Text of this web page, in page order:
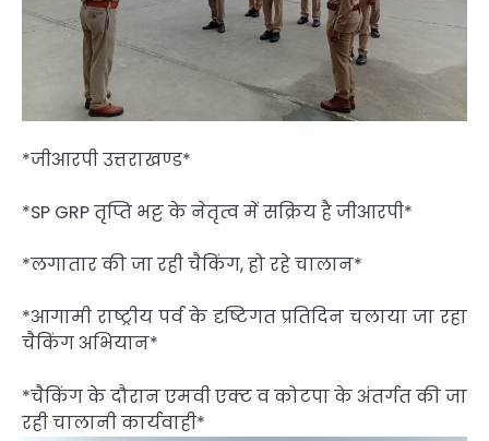
*जीआरपी उत्तराखण्ड*
*SP GRP तृप्ति भट्ट के नेतृत्व में सक्रिय है जीआरपी*
*लगातार की जा रही चैकिंग, हो रहे चालान*
*आगामी राष्ट्रीय पर्व के दृष्टिगत प्रतिदिन चलाया जा रहा
चैकिंग अभियान*
*चैकिंग के दौरान एमवी एक्ट व कोटपा के अंतर्गत की जा
रही चालानी कार्यवाही*